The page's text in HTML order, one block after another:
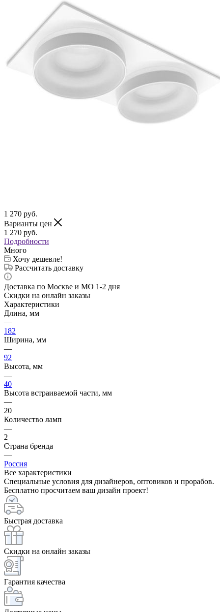
1 270 руб.
Варианты цен
1 270 руб.
Подробности
Много
Хочу дешевле!
Рассчитать доставку
Доставка по Москве и МО 1-2 дня
Скидки на онлайн заказы
Характеристики
Длина, мм
—
182
Ширина, мм
—
92
Высота, мм
—
40
Высота встраиваемой части, мм
—
20
Количество ламп
—
2
Страна бренда
—
Россия
Все характеристики
Специальные условия для дизайнеров, оптовиков и прорабов.
Бесплатно просчитаем ваш дизайн проект!
Быстрая доставка
Скидки на онлайн заказы
Гарантия качества